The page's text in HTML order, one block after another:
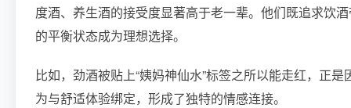
度酒、养生酒的接受度显著高于老一辈。他们既追求饮
的平衡状态成为理想选择。
比如，劲酒被贴上“姨妈神仙水”标签之所以能走红，正
为与舒适体验绑定，形成了独特的情感连接。